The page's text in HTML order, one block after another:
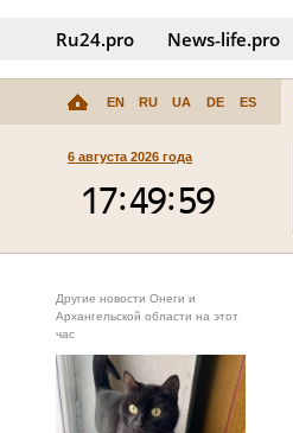
Ru24.pro News‑life.pro
EN RU UA DE ES
6 августа 2026 года
Другие новости Онеги и
Архангельской области на этот
час